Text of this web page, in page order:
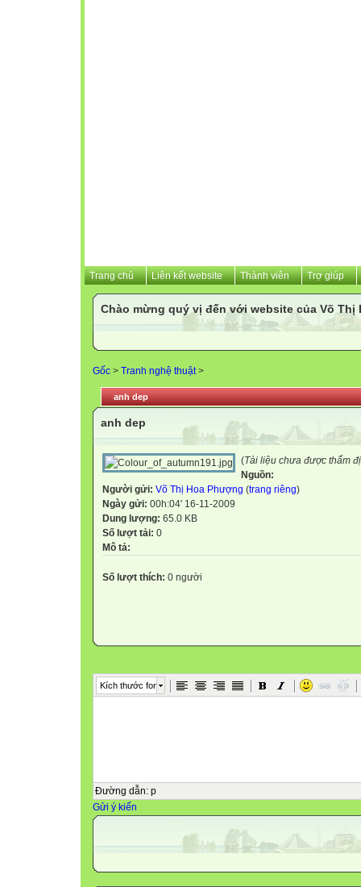
Trang chủ Liên kết website Thành viên Trợ giúp
Chào mừng quý vị đến với website của Võ Thị
Gốc > Tranh nghệ thuật>
anh dep
anh dep
(Tài liệu chưa được thẩm
Nguồn:
Người gửi: Võ Thị Hoa Phượng (trang riêng)
Ngày gửi: 00h:04' 16-11-2009
Dung lượng: 65.0 KB
Số lượt tải: 0
Mô tả:
Số lượt thích: 0 người
Kích thước font
Đường dẫn: p
Gửi ý kiến